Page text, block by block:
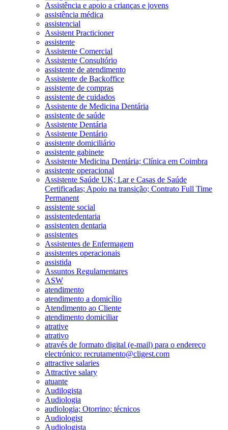
Assistência e apoio a crianças e jovens
assistência médica
assistencial
Assistent Practicioner
assistente
Assistente Comercial
Assistente Consultório
assistente de atendimento
Assistente de Backoffice
assistente de compras
assistente de cuidados
Assistente de Medicina Dentária
assistente de saúde
Assistente Dentária
Assistente Dentário
assistente domiciliário
assistente gabinete
Assistente Medicina Dentária; Clínica em Coimbra
assistente operacional
Assistente Saúde UK; Lar e Casas de Saúde
Certificadas; Apoio na transição; Contrato Full Time
Permanent
assistente social
assistentedentaria
assistenten dentaria
assistentes
Assistentes de Enfermagem
assistentes operacionais
assistida
Assuntos Regulamentares
ASW
atendimento
atendimento a domicílio
Atendimento ao Cliente
atendimento domiciliar
atrative
atrativo
através de formato digital (e-mail) para o endereço
electrónico: recrutamento@cligest.com
attractive salaries
Attractive salary
atuante
Audilogista
Audiologia
audiologia; Otorrino; técnicos
Audiologist
Audiologista